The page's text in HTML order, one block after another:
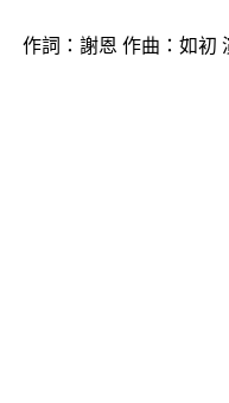
作詞：謝恩 作曲：如初